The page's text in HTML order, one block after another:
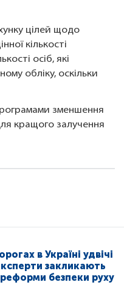
цілей щодо
кількості
осіб, які
обліку, оскільки
зменшення
кращого залучення
в Україні удвічі
закликають
безпеки руху